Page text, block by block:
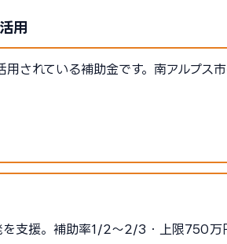
用
されている補助金です。南アルプス
を支援。補助率1/2〜2/3・上限750万